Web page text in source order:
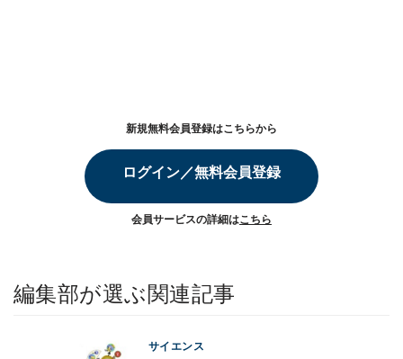
新規無料会員登録はこちらから
ログイン／無料会員登録
会員サービスの詳細はこちら
編集部が選ぶ関連記事
サイエンス